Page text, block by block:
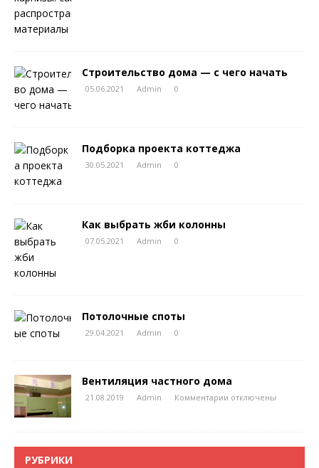
Строительство дома — с чего начать
05.06.2021 Admin 0
Подборка проекта коттеджа
30.05.2021 Admin 0
Как выбрать жби колонны
07.05.2021 Admin 0
Потолочные споты
29.04.2021 Admin 0
Вентиляция частного дома
21.08.2019 Admin Комментарии отключены
РУБРИКИ